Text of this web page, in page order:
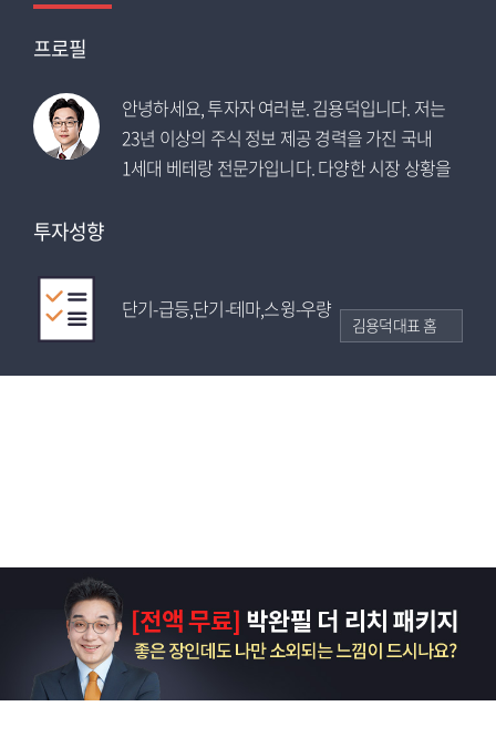
프로필
안녕하세요, 투자자 여러분. 김용덕입니다. 저는
23년 이상의 주식 정보 제공 경력을 가진 국내
1세대 베테랑 전문가입니다. 다양한 시장 상황을
수 있는 투자 길잡이가 되어드리겠습니다.
투자성향
단기-급등,단기-테마,스윙-우량
김용덕대표 홈
프로필
주도주 추세 매매 일인자! 따라하기 쉽고,
집중매매로 놀라운 수익을 만들어 갑니다.
김대복대표는 오로지 수익으로 말합니다.
투자성향
장기-주도
김대복대표 홈
프로필
종목 적중 ! 수익 명중 ! 주식저격수 최익수 /
증권사 트레이더 13년 + 실전 매매 11년 /
한국투자증권 최우수 트레이더(06년도) /
투자성향
단기-주도
최익수대표 홈
프로필
주도주 추세 매매 일인자! 따라하기 쉽고,
집중매매로 놀라운 수익을 만들어 갑니다.
김대복대표는 오로지 수익으로 말합니다.
투자성향
장기-주도
김대복대표 홈
프로필
"내 투자에 새로운 바람이 필요하다"라고
느끼시는분들이라면 저와 함께 다시
시작해보시죠.
투자성향
단기-급등,단기-개별,단기-테마
김민재대표 홈